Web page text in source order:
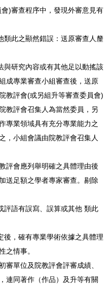
)審查程序中，發現外審意見有
類此之顯然錯誤：送原審查人釐
與研究內容或有其他足以動搖該
成專業審查小組審查後，送原
教評會(或另組升等審查委員會)
教評會召集人為當然委員，另
專業領域具有充分專業能力之
，小組會議由院教評會召集人
評會應列舉明確之具體理由後
送足額之學者專家審查。剔除
評語有誤寫、誤算或其他 類此
後，確有專業學術依據之具體理
之情事。
審單位及院教評會評審成績、
連同著作（作品）及升等有關